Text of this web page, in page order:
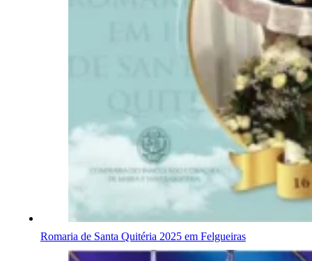
Romaria de Santa Quitéria 2025 em Felgueiras